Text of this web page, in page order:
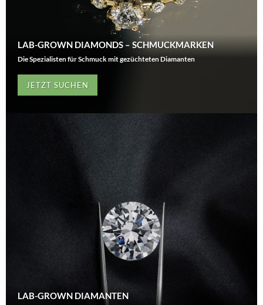
LAB-GROWN DIAMONDS – SCHMUCKMARKEN
Die Spezialisten für Schmuck mit gezüchteten Diamanten
JETZT SUCHEN
LAB-GROWN DIAMANTEN